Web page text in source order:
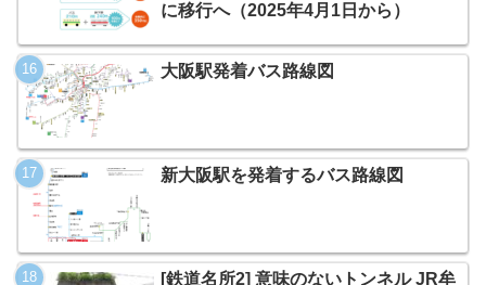
に移行へ（2025年4月1日から）
大阪駅発着バス路線図
新大阪駅を発着するバス路線図
[鉄道名所2] 意味のないトンネル JR牟